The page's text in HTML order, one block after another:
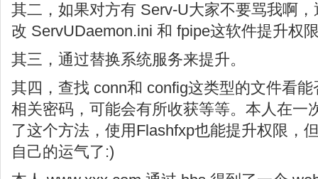
其二，如果对方有 Serv-U大家不要骂我啊，
改 ServUDaemon.ini 和 fpipe这软件提升权
其三，通过替换系统服务来提升。
其四，查找 conn和 config这类型的文件看
相关密码，可能会有所收获等等。本人在一
了这个方法，使用Flashfxp也能提升权限，
自己的运气了:)